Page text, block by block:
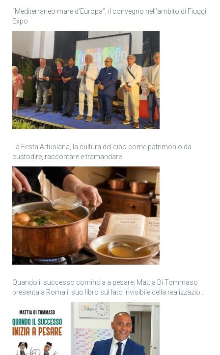
“Mediterraneo mare d’Europa”, il convegno nell’ambito di Fiuggi
Expo
La Festa Artusiana, la cultura del cibo come patrimonio da
custodire, raccontare e tramandare
Quando il successo comincia a pesare: Mattia Di Tommaso
presenta a Roma il suo libro sul lato invisibile della realizzazione